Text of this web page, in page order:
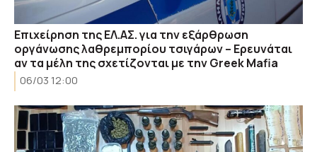
Επιχείρηση της ΕΛ.ΑΣ. για την εξάρθρωση
οργάνωσης λαθρεμπορίου τσιγάρων – Ερευνάται
αν τα μέλη της σχετίζονται με την Greek Mafia
06/03 12:00